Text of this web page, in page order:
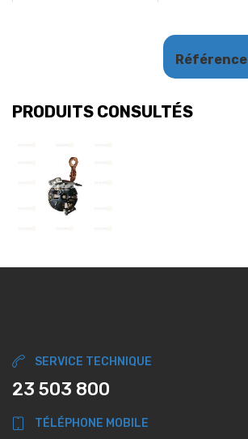
Référence
PRODUITS CONSULTÉS
SERVICE TECHNIQUE
23 503 800
TÉLÉPHONE MOBILE